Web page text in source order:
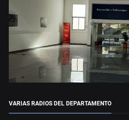
VARIAS RADIOS DEL DEPARTAMENTO